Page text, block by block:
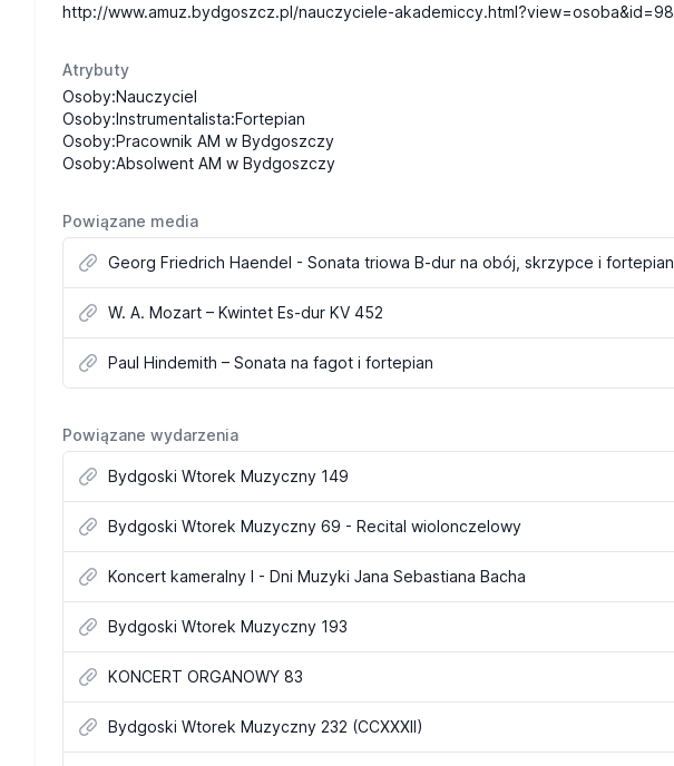
http://www.amuz.bydgoszcz.pl/nauczyciele-akademiccy.html?view=osoba&id=98
Atrybuty
Osoby:Nauczyciel
Osoby:Instrumentalista:Fortepian
Osoby:Pracownik AM w Bydgoszczy
Osoby:Absolwent AM w Bydgoszczy
Powiązane media
Georg Friedrich Haendel - Sonata triowa B-dur na obój, skrzypce i fortepian
W. A. Mozart – Kwintet Es-dur KV 452
Paul Hindemith – Sonata na fagot i fortepian
Powiązane wydarzenia
Bydgoski Wtorek Muzyczny 149
Bydgoski Wtorek Muzyczny 69 - Recital wiolonczelowy
Koncert kameralny I - Dni Muzyki Jana Sebastiana Bacha
Bydgoski Wtorek Muzyczny 193
KONCERT ORGANOWY 83
Bydgoski Wtorek Muzyczny 232 (CCXXXII)